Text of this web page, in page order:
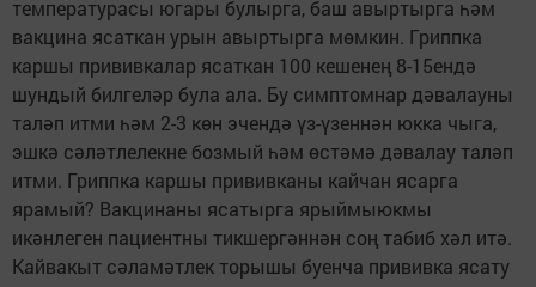
температурасы югары булырга, баш авыртырга һәм
вакцина ясаткан урын авыртырга мөмкин. Гриппка
каршы прививкалар ясаткан 100 кешенең 8-15ендә
шундый билгеләр була ала. Бу симптомнар дәвалауны
таләп итми һәм 2-3 көн эчендә үз-үзеннән юкка чыга,
эшкә сәләтлелекне бозмый һәм өстәмә дәвалау таләп
итми. Гриппка каршы прививканы кайчан ясарга
ярамый? Вакцинаны ясатырга ярыймыюкмы
икәнлеген пациентны тикшергәннән соң табиб хәл итә.
Кайвакыт сәламәтлек торышы буенча прививка ясату